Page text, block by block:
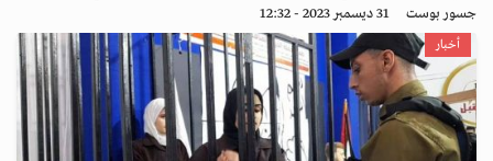
جسور بوست 31 ديسمبر 2023 - 12:32
أخبار